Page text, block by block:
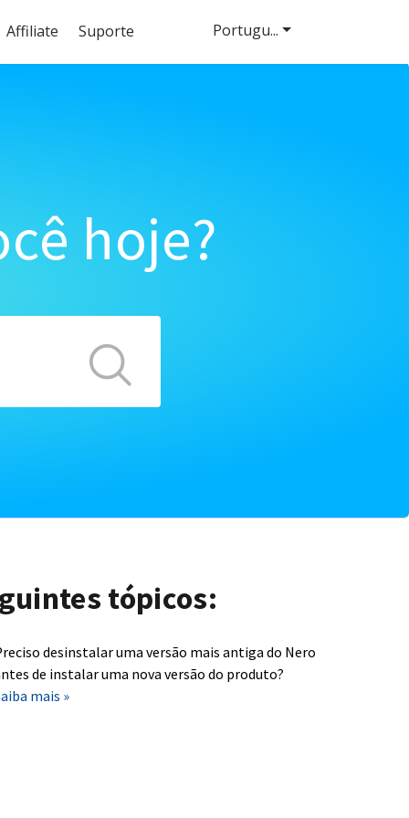
Affiliate Suporte
hoje?
tópicos:
desinstalar uma versão mais antiga do Nero
de instalar uma nova versão do produto?
mais »
Portugu...